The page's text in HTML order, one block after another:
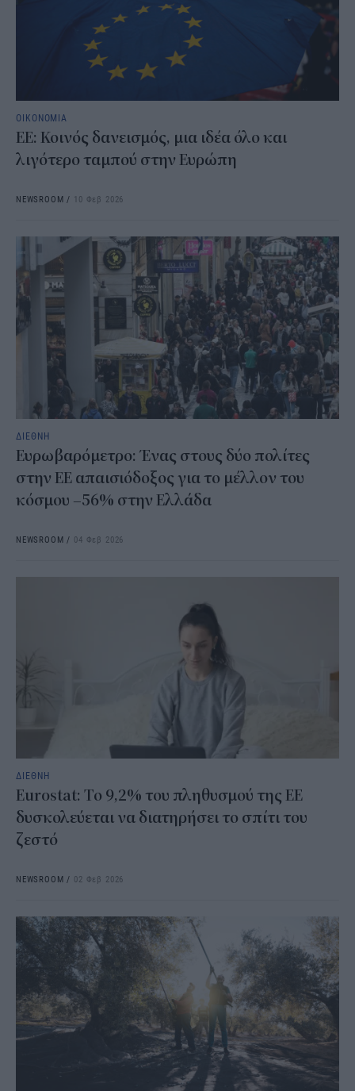
ΟΙΚΟΝΟΜΙΑ
ΕΕ: Κοινός δανεισμός, μια ιδέα όλο και
λιγότερο ταμπού στην Ευρώπη
NEWSROOM / 10 Φεβ 2026
ΔΙΕΘΝΗ
Ευρωβαρόμετρο: Ένας στους δύο πολίτες
στην ΕΕ απαισιόδοξος για το μέλλον του
κόσμου –56% στην Ελλάδα
NEWSROOM / 04 Φεβ 2026
ΔΙΕΘΝΗ
Eurostat: Το 9,2% του πληθυσμού της ΕΕ
δυσκολεύεται να διατηρήσει το σπίτι του
ζεστό
NEWSROOM / 02 Φεβ 2026